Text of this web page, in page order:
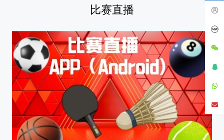
比赛直播